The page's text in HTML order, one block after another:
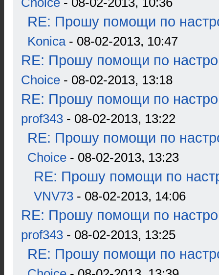
RE: Прошу помощи по
Konica- 08-02-2013, 10:47
RE: Прошу помощи по
Choice - 08-02-2013, 13:18
RE: Прошу помощи по
prof343 - 08-02-2013, 13:22
RE: Прошу помощи по
Choice - 08-02-2013, 13:23
RE: Прошу помощи по
VNV73 - 08-02-2013, 14:06
RE: Прошу помощи по
prof343 - 08-02-2013, 13:25
RE: Прошу помощи по